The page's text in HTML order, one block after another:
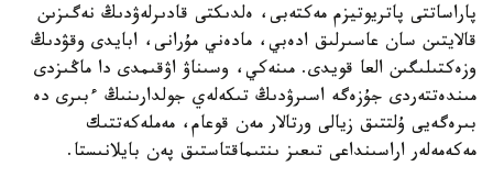
پاراساتتى پاتريوتيزم مەكتەبى، ەلدىكتى قادىرلەۋدىڭ نەگىزىن
قالايتىن سان عاسىرلىق ادەبي، مادەني مۇرانى، ابايدى وقۋدىڭ
وزەكتىلىگىن العا قويدى. مىنەكي، وسىناۋ اۋقىمدى دا ماڭىزدى
مىندەتتەردى جۇزەگە اسىرۋدىڭ تىكەلەي جولدارىنىڭ ءبىرى دە
بىرەگەيى ۇلتتىق زيالى ورتالار مەن قوعام، مەملەكەتتىك
مەكەمەلەر اراسىنداعى تىعىز ىنتىماقتاستىق پەن بايلانىستا.